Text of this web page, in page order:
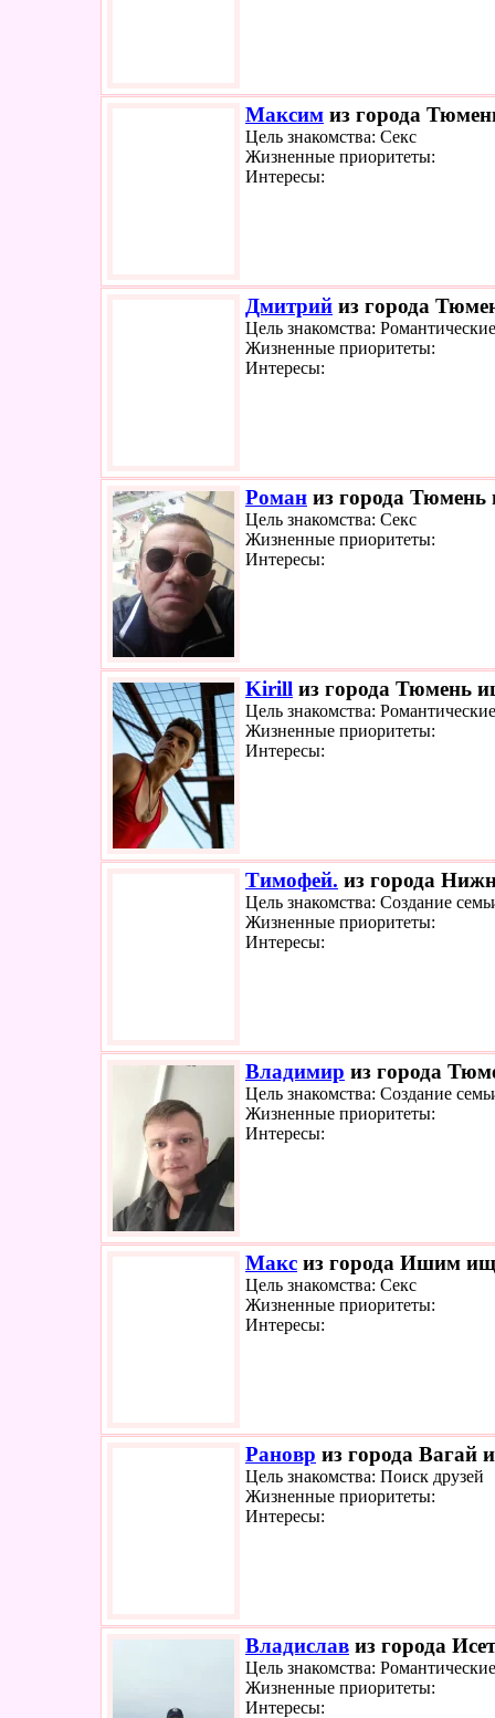
Максим из города
Цель знакомства: Секс
Жизненные приоритеты:
Интересы:
Дмитрий из города
Цель знакомства:
Жизненные приоритеты:
Интересы:
Роман из города Тюмень
Цель знакомства: Секс
Жизненные приоритеты:
Интересы:
Kirill из города Тюмень
Цель знакомства:
Жизненные приоритеты:
Интересы:
Тимофей. из города
Цель знакомства: Создание
Жизненные приоритеты:
Интересы:
Владимир из города
Цель знакомства: Создание
Жизненные приоритеты:
Интересы:
Макс из города Ишим
Цель знакомства: Секс
Жизненные приоритеты:
Интересы:
Рановр из города Вагай
Цель знакомства: Поиск друзей
Жизненные приоритеты:
Интересы:
Владислав из города
Цель знакомства:
Жизненные приоритеты:
Интересы: